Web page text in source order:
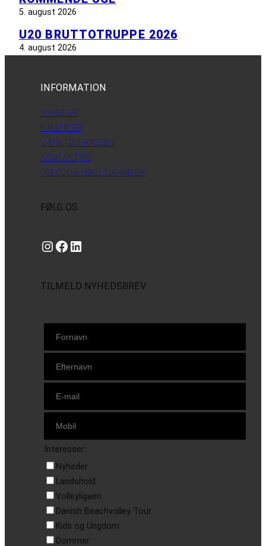
5. august 2026
U20 BRUTTOTRUPPE 2026
4. august 2026
INFORMATION
NYHEDER
KALENDER
VÆRKTØJSKASSEN
KONTAKT OS
OM VOLLEYBALL DANMARK
FØLG OS
Instagram https://www.facebook.com/danishbeachvolleytour LinkedIn
TILMELD NYHEDSBREV
Interesser:
Nyheder
Landshold
Volleyligaen
Danish Beachvolley Tour
Kids og Ungdom
Dommer